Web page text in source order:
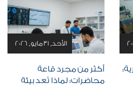
الأحد, 31 مايو, 2026
أكثر من مجرد قاعة
محاضرات: لماذا تُعد بيئة